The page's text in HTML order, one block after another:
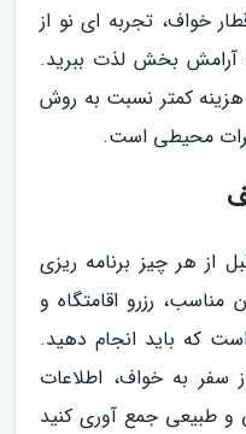
خواف، تجربه ای نو از
آرامش بخش لذت ببرید.
هزینه کمتر نسبت به روش
محیطی است.
از هر چیز برنامه ریزی
مناسب، رزرو اقامتگاه و
که باید انجام دهید.
سفر به خواف، اطلاعات
و طبیعی جمع آوری کنید